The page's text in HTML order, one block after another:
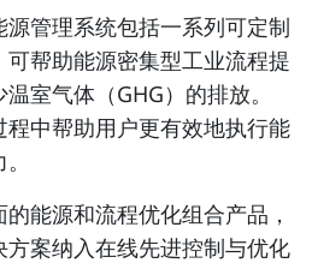
管理系统包括一系列可定制
帮助能源密集型工业流程提
室气体（GHG）的排放。
中帮助用户更有效地执行能
能源和流程优化组合产品，
案纳入在线先进控制与优化